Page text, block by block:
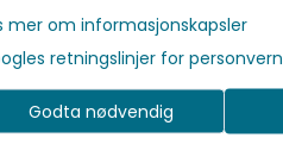
mer om informasjonskapsler
retningslinjer for personvern
Godta nødvendig